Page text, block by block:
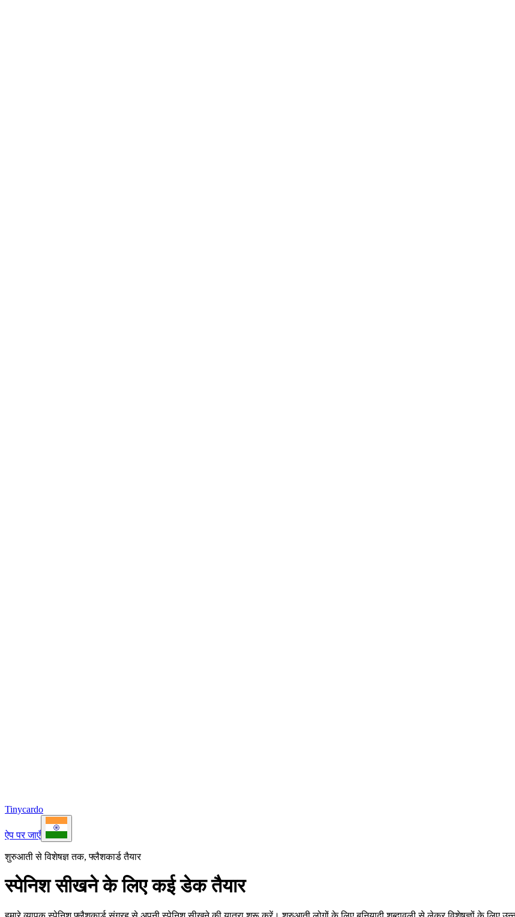
Tinycardo
ऐप पर जाएँ
शुरुआती से विशेषज्ञ तक, फ्लैशकार्ड तैयार
स्पेनिश सीखने के लिए कई डेक तैयार